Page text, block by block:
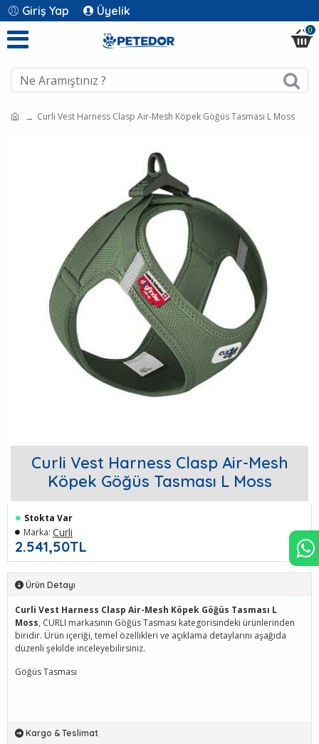
Giriş Yap Üyelik
0
Curli Vest Harness Clasp Air-Mesh Köpek Göğüs Tasması L Moss
Curli Vest Harness Clasp Air-Mesh
Köpek Göğüs Tasması L Moss
2.541,50TL
Stokta Var
Marka: Curli
Ürün Detayı
Curli Vest Harness Clasp Air-Mesh Köpek Göğüs Tasması L
Moss, CURLI markasının Göğüs Tasması kategorisindeki ürünlerinden
biridir. Ürün içeriği, temel özellikleri ve açıklama detaylarını aşağıda
düzenli şekilde inceleyebilirsiniz.
Göğüs Tasması
Kargo & Teslimat